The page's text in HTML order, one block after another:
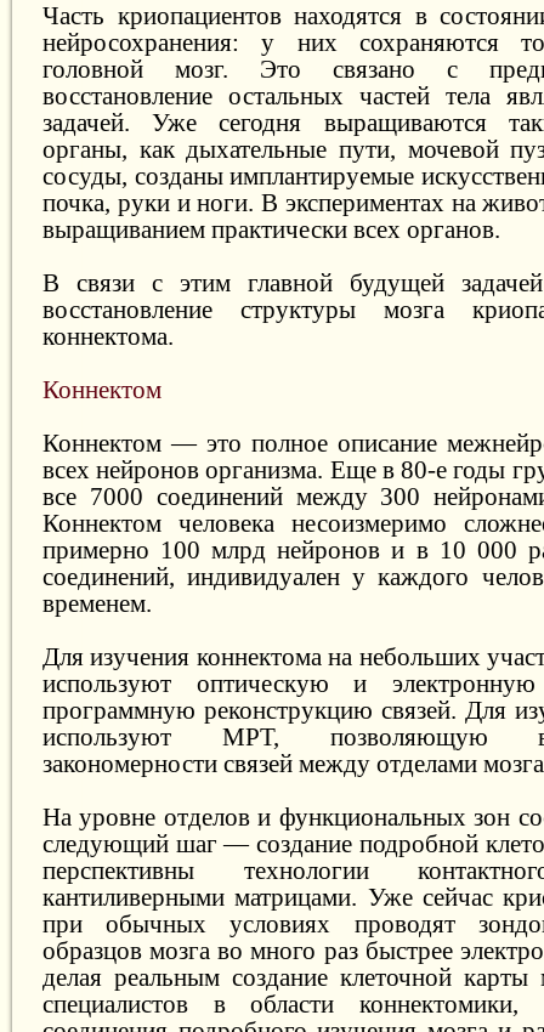
Часть криопациентов находятся в
нейросохранения: у них сохраняются
головной мозг. Это связано с
восстановление остальных частей тела
задачей. Уже сегодня выращиваются
органы, как дыхательные пути, мочевой
сосуды, созданы имплантируемые
почка, руки и ноги. В экспериментах на
выращиванием практически всех органов.
В связи с этим главной будущей
восстановление структуры мозга
коннектома.
Коннектом
Коннектом — это полное описание
всех нейронов организма. Еще в 80-е годы
все 7000 соединений между 300
Коннектом человека несоизмеримо
примерно 100 млрд нейронов и в 10 000
соединений, индивидуален у каждого
временем.
Для изучения коннектома на небольших
используют оптическую и
программную реконструкцию связей. Для
используют МРТ, позволяющую
закономерности связей между отделами
На уровне отделов и функциональных зон
следующий шаг — создание подробной
перспективны технологии
кантиливерными матрицами. Уже сейчас
при обычных условиях проводят
образцов мозга во много раз быстрее
делая реальным создание клеточной
специалистов в области